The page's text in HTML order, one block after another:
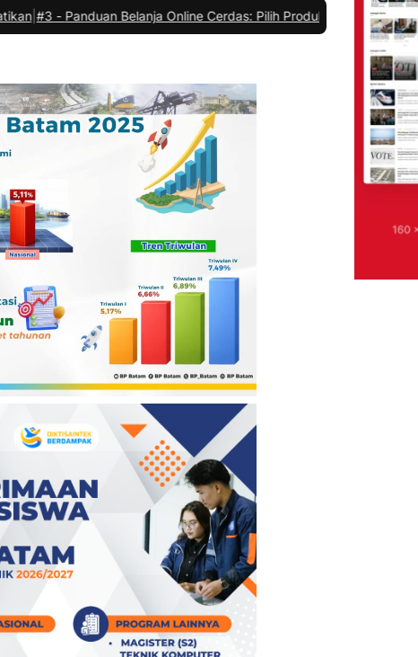
Belanja Online Cerdas: Pilih Produk dengan Bijak dan Hindari